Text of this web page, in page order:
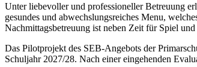
Unter liebevoller und professioneller Betreuung
gesundes und abwechslungsreiches Menu,
Nachmittagsbetreuung ist neben Zeit für Spiel
Das Pilotprojekt des SEB-Angebots der
Schuljahr 2027/28. Nach einer eingehenden